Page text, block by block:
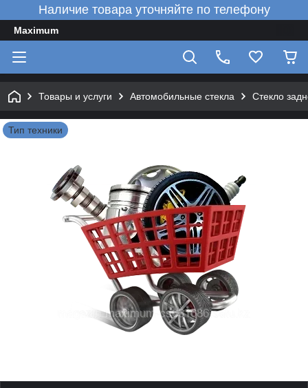
Наличие товара уточняйте по телефону
Maximum
Товары и услуги Автомобильные стекла Стекло
Тип техники